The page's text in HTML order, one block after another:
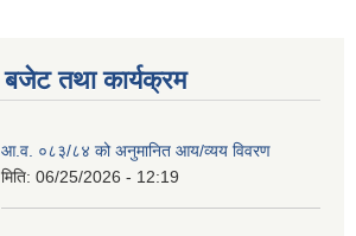
बजेट तथा कार्यक्रम
आ.व. ०८३/८४ को अनुमानित आय/व्यय विवरण
मिति: 06/25/2026 - 12:19